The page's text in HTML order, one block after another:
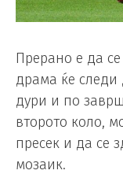
Прерано е да се
драма ќе следи
дури и по
второто коло,
пресек и да се
мозаик.